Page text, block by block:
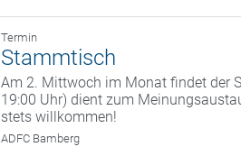
Termin
Stammtisch
Am 2. Mittwoch im Monat findet der
19:00 Uhr) dient zum
stets willkommen!
ADFC Bamberg